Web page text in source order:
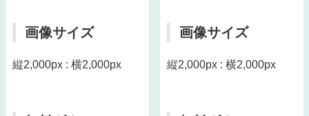
画像サイズ
縦2,000px : 横2,000px
画像サイズ
縦2,000px : 横2,000px